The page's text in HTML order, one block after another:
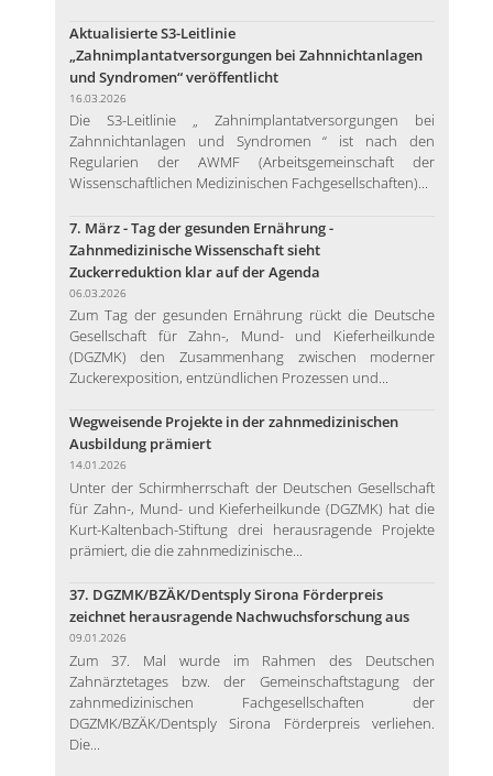
Aktualisierte S3-Leitlinie
„Zahnimplantatversorgungen bei Zahnnichtanlagen
und Syndromen“ veröffentlicht
16.03.2026
Die S3-Leitlinie „ Zahnimplantatversorgungen bei
Zahnnichtanlagen und Syndromen “ ist nach den
Regularien der AWMF (Arbeitsgemeinschaft der
Wissenschaftlichen Medizinischen Fachgesellschaften)...
7. März - Tag der gesunden Ernährung -
Zahnmedizinische Wissenschaft sieht
Zuckerreduktion klar auf der Agenda
06.03.2026
Zum Tag der gesunden Ernährung rückt die Deutsche
Gesellschaft für Zahn-, Mund- und Kieferheilkunde
(DGZMK) den Zusammenhang zwischen moderner
Zuckerexposition, entzündlichen Prozessen und...
Wegweisende Projekte in der zahnmedizinischen
Ausbildung prämiert
14.01.2026
Unter der Schirmherrschaft der Deutschen Gesellschaft
für Zahn-, Mund- und Kieferheilkunde (DGZMK) hat die
Kurt-Kaltenbach-Stiftung drei herausragende Projekte
prämiert, die die zahnmedizinische...
37. DGZMK/BZÄK/Dentsply Sirona Förderpreis
zeichnet herausragende Nachwuchsforschung aus
09.01.2026
Zum 37. Mal wurde im Rahmen des Deutschen
Zahnärztetages bzw. der Gemeinschaftstagung der
zahnmedizinischen Fachgesellschaften der
DGZMK/BZÄK/Dentsply Sirona Förderpreis verliehen.
Die...